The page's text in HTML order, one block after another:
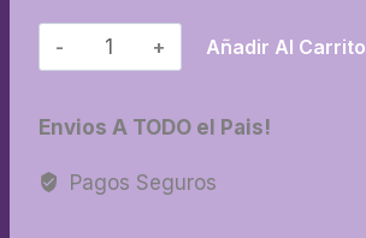
07-
Satya
champa
las
Añadir Al Carrito
Envios A TODO el Pais!
Pagos Seguros